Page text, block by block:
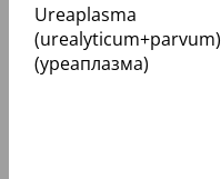
Ureaplasma
(urealyticum+parvum)
(уреаплазма)